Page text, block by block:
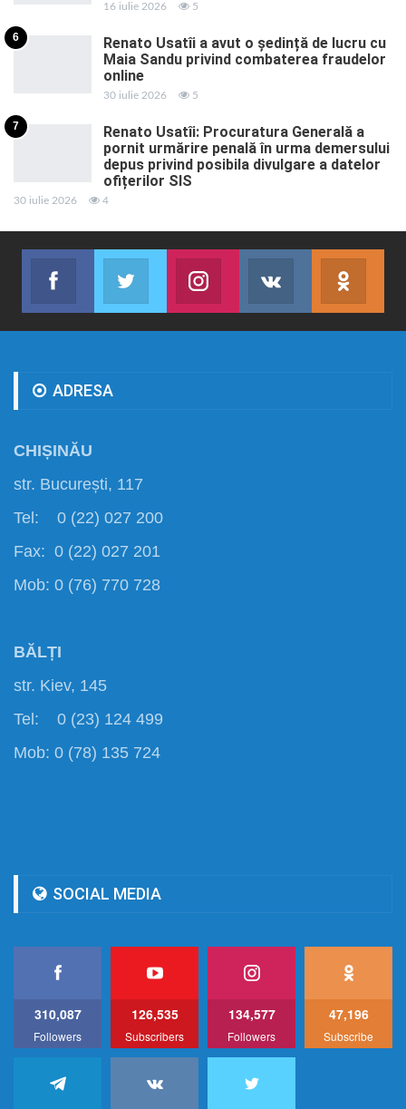
16 iulie 2026 5
6
Renato Usatîi a avut o ședință de lucru cu
Maia Sandu privind combaterea fraudelor
online
30 iulie 2026 5
7
Renato Usatîi: Procuratura Generală a
pornit urmărire penală în urma demersului
depus privind posibila divulgare a datelor
ofițerilor SIS
30 iulie 2026 4
Facebook
Abonează-te
Twitter
Join us on TwitterJoin us on Instagram
Abonează-te
ADRESA
CHIȘINĂU
str. București, 117
Tel: 0 (22) 027 200
Fax: 0 (22) 027 201
Mob: 0 (76) 770 728
BĂLȚI
str. Kiev, 145
Tel: 0 (23) 124 499
Mob: 0 (78) 135 724
SOCIAL MEDIA
310,087
Followers
126,535
Subscribers
134,577
Followers
47,196
Subscribe